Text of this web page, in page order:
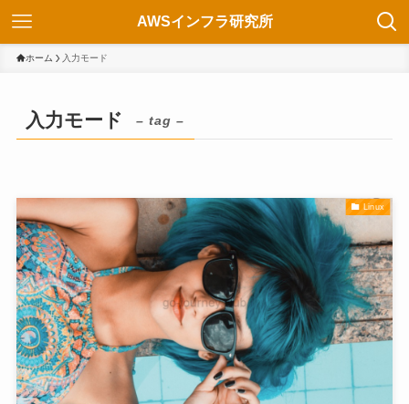
AWSインフラ研究所
ホーム 入力モード
入力モード – tag –
Linux